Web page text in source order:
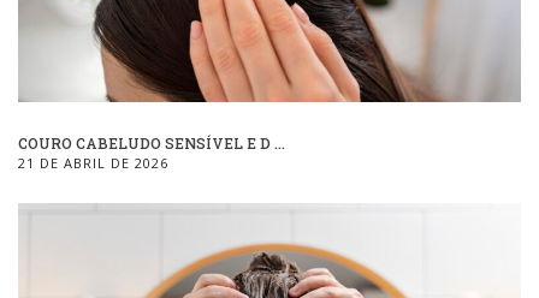
COURO CABELUDO SENSÍVEL E D ...
21 DE ABRIL DE 2026